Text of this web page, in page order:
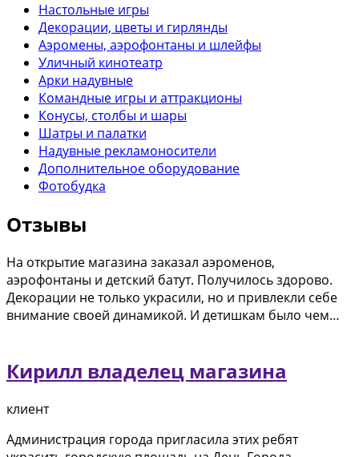
Настольные игры
Декорации, цветы и гирлянды
Аэромены, аэрофонтаны и шлейфы
Уличный кинотеатр
Арки надувные
Командные игры и аттракционы
Конусы, столбы и шары
Шатры и палатки
Надувные рекламоносители
Дополнительное оборудование
Фотобудка
Отзывы
На открытие магазина заказал аэроменов,
аэрофонтаны и детский батут. Получилось здорово.
Декорации не только украсили, но и привлекли себе
внимание своей динамикой. И детишкам было чем…
Кирилл владелец магазина
клиент
Администрация города пригласила этих ребят